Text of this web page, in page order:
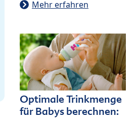
Mehr erfahren
Optimale Trinkmenge
für Babys berechnen: